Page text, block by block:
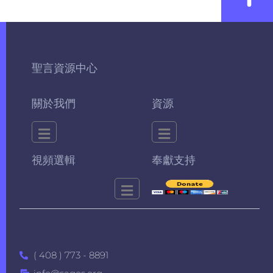
聖言資源中心
關於我們 資源
視頻選輯 奉獻支持
( 408 ) 773 - 8891